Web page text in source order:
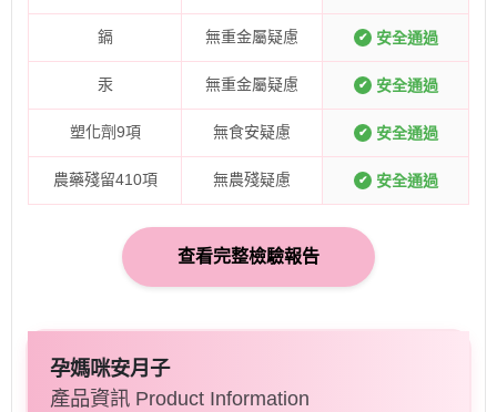
鎘 無重金屬疑慮 ✔ 安全通過
汞 無重金屬疑慮 ✔ 安全通過
塑化劑9項 無食安疑慮 ✔ 安全通過
農藥殘留410項 無農殘疑慮 ✔ 安全通過
查看完整檢驗報告
孕媽咪安月子
產品資訊 Product Information